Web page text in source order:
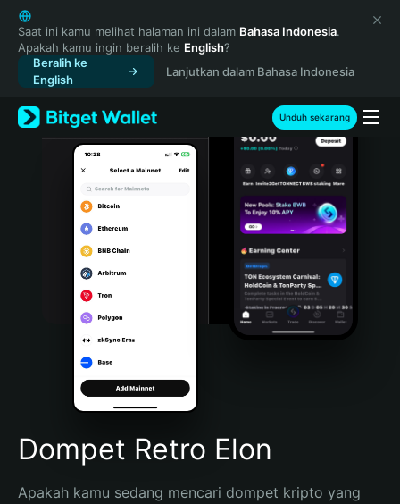
English
日本語
Tiếng Việt
Русский
Español (Latinoamérica)
Türkçe
Italiano
Português (Portugal)
Bahasa Indonesia
Português (Brasil)
Español (Argentina)
Saat ini kamu melihat halaman ini dalam Bahasa Indonesia.
Apakah kamu ingin beralih ke English?
Beralih ke
English
Lanjutkan dalam Bahasa Indonesia
Unduh sekarang
Dompet Retro Elon
Apakah kamu sedang mencari dompet kripto yang